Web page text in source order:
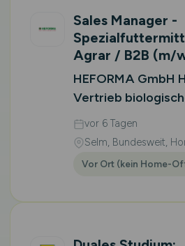
Sales Manager -
Agrar / B2B (m/
HEFORMA GmbH
Vertrieb
vor 6 Tagen
Selm, Bundesweit,
Vor Ort (kein Home-